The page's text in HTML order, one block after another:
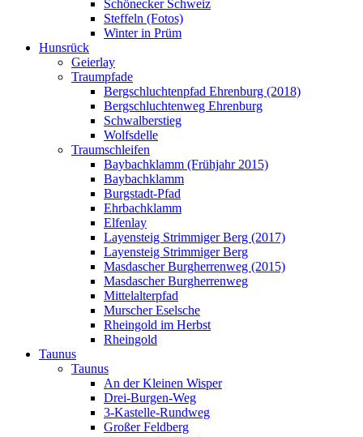
Schönecker Schweiz
Steffeln (Fotos)
Winter in Prüm
Hunsrück
Geierlay
Traumpfade
Bergschluchtenpfad Ehrenburg (2018)
Bergschluchtenweg Ehrenburg
Schwalberstieg
Wolfsdelle
Traumschleifen
Baybachklamm (Frühjahr 2015)
Baybachklamm
Burgstadt-Pfad
Ehrbachklamm
Elfenlay
Layensteig Strimmiger Berg (2017)
Layensteig Strimmiger Berg
Masdascher Burgherrenweg (2015)
Masdascher Burgherrenweg
Mittelalterpfad
Murscher Eselsche
Rheingold im Herbst
Rheingold
Taunus
Taunus
An der Kleinen Wisper
Drei-Burgen-Weg
3-Kastelle-Rundweg
Großer Feldberg